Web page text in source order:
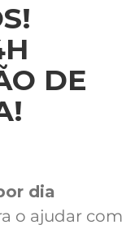
DE
dia
o ajudar com